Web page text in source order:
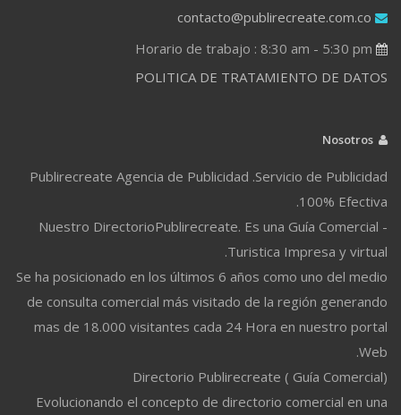
contacto@publirecreate.com.co
POLITICA DE TRATAMIENTO DE DATOS
Publirecreate Agencia de Publicidad .Servicio de Publicidad
100% Efectiva.
Nuestro DirectorioPublirecreate. Es una Guía Comercial -
Turistica Impresa y virtual.
Se ha posicionado en los últimos 6 años como uno del medio
de consulta comercial más visitado de la región generando
mas de 18.000 visitantes cada 24 Hora en nuestro portal
Web.
Directorio Publirecreate ( Guía Comercial)
Evolucionando el concepto de directorio comercial en una